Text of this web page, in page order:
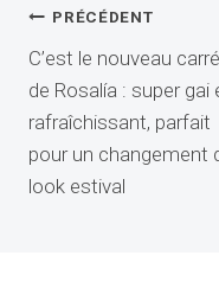
Navigation
de
l’article
PRÉCÉDENT
C’est le nouveau carré
de Rosalía : super gai
rafraîchissant, parfait
pour un changement
look estival